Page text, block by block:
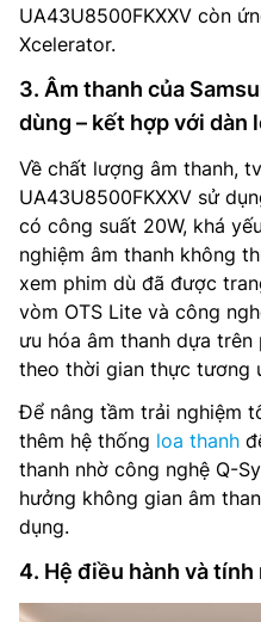
UA43U8500FKXXV còn
Xcelerator.
3. Âm thanh của
dùng – kết hợp với dàn
Về chất lượng âm thanh,
UA43U8500FKXXV sử
có công suất 20W, khá
nghiệm âm thanh không
xem phim dù đã được
vòm OTS Lite và công
ưu hóa âm thanh dựa
theo thời gian thực tương
Để nâng tầm trải nghiệm
thêm hệ thống loa thanh
thanh nhờ công nghệ Q-
hưởng không gian âm
dụng.
4. Hệ điều hành và tính